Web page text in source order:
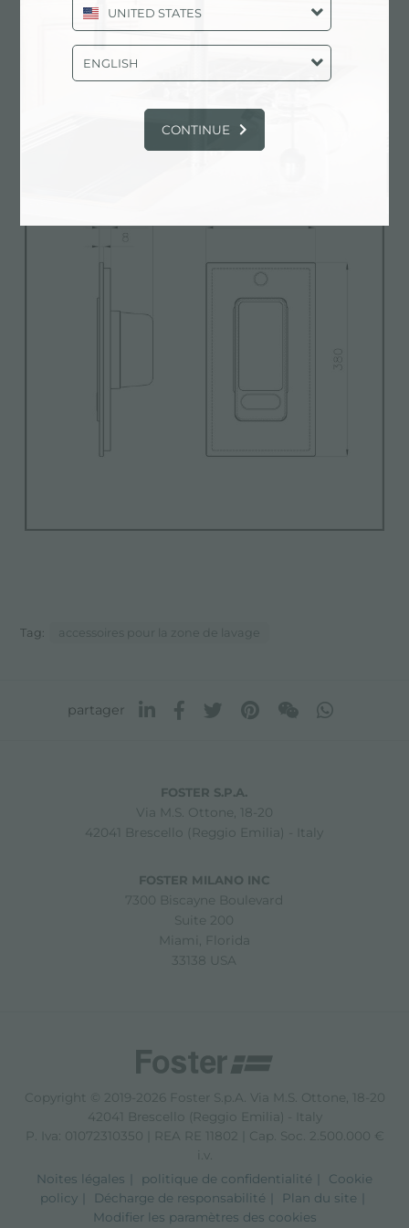
Tag: accessoires pour la zone de lavage
partager
FOSTER S.P.A.
Via M.S. Ottone, 18-20
42041 Brescello (Reggio Emilia) - Italy
FOSTER MILANO INC
7300 Biscayne Boulevard
Suite 200
Miami, Florida
33138 USA
UNITED STATES
ENGLISH
CONTINUE
Copyright © 2019-2026 Foster S.p.A. Via M.S. Ottone, 18-20
42041 Brescello (Reggio Emilia) - Italy
P. Iva: 01072310350 | REA RE 11802 | Cap. Soc. 2.500.000 €
i.v.
Noites légales
politique de confidentialité
Cookie
policy
Décharge de responsabilité
Plan du site
Modifier les paramètres des cookies